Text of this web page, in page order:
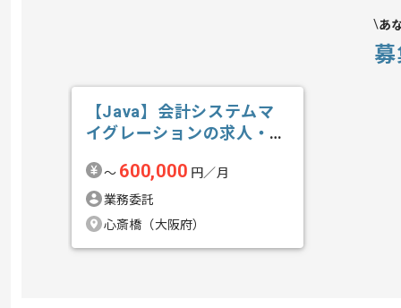
あ
【Java】会計システムマ
イグレーションの求人・案
〜 600,000 円／月
業務委託
心斎橋（大阪府）